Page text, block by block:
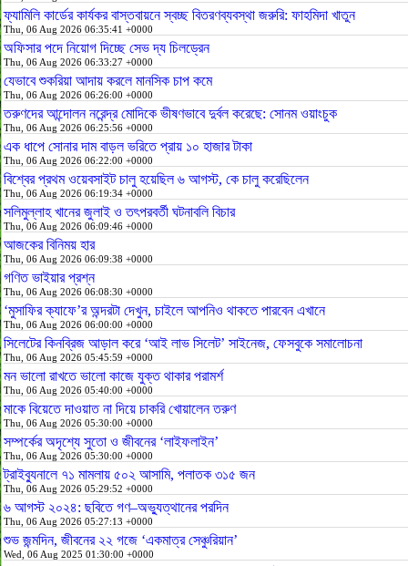
ফ্যামিলি কার্ডের কার্যকর বাস্তবায়নে স্বচ্ছ বিতরণব্যবস্থা জরুরি: ফাহমিদা খাতুন
Thu, 06 Aug 2026 06:35:41 +0000
অফিসার পদে নিয়োগ দিচ্ছে সেভ দ্য চিলড্রেন
Thu, 06 Aug 2026 06:33:27 +0000
যেভাবে শুকরিয়া আদায় করলে মানসিক চাপ কমে
Thu, 06 Aug 2026 06:26:00 +0000
তরুণদের আন্দোলন নরেন্দ্র মোদিকে ভীষণভাবে দুর্বল করেছে: সোনম ওয়াংচুক
Thu, 06 Aug 2026 06:25:56 +0000
এক ধাপে সোনার দাম বাড়ল ভরিতে প্রায় ১০ হাজার টাকা
Thu, 06 Aug 2026 06:22:00 +0000
বিশ্বের প্রথম ওয়েবসাইট চালু হয়েছিল ৬ আগস্ট, কে চালু করেছিলেন
Thu, 06 Aug 2026 06:19:34 +0000
সলিমুল্লাহ খানের জুলাই ও তৎপরবর্তী ঘটনাবলি বিচার
Thu, 06 Aug 2026 06:09:46 +0000
আজকের বিনিময় হার
Thu, 06 Aug 2026 06:09:38 +0000
গণিত ভাইয়ার প্রশ্ন
Thu, 06 Aug 2026 06:08:30 +0000
‘মুসাফির ক্যাফে’র অন্দরটা দেখুন, চাইলে আপনিও থাকতে পারবেন এখানে
Thu, 06 Aug 2026 06:00:00 +0000
সিলেটের কিনব্রিজ আড়াল করে ‘আই লাভ সিলেট’ সাইনেজ, ফেসবুকে সমালোচনা
Thu, 06 Aug 2026 05:45:59 +0000
মন ভালো রাখতে ভালো কাজে যুক্ত থাকার পরামর্শ
Thu, 06 Aug 2026 05:40:00 +0000
মাকে বিয়েতে দাওয়াত না দিয়ে চাকরি খোয়ালেন তরুণ
Thu, 06 Aug 2026 05:30:00 +0000
সম্পর্কের অদৃশ্যে সুতো ও জীবনের ‘লাইফলাইন’
Thu, 06 Aug 2026 05:30:00 +0000
ট্রাইব্যুনালে ৭১ মামলায় ৫০২ আসামি, পলাতক ৩১৫ জন
Thu, 06 Aug 2026 05:29:52 +0000
৬ আগস্ট ২০২৪: ছবিতে গণ–অভ্যুত্থানের পরদিন
Thu, 06 Aug 2026 05:27:13 +0000
শুভ জন্মদিন, জীবনের ২২ গজে ‘একমাত্র সেঞ্চুরিয়ান’
Wed, 06 Aug 2025 01:30:00 +0000